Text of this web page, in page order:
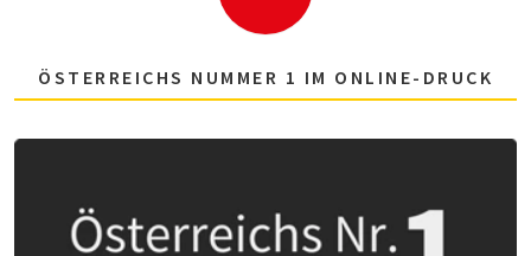
ÖSTERREICHS NUMMER 1 IM ONLINE-DRUCK